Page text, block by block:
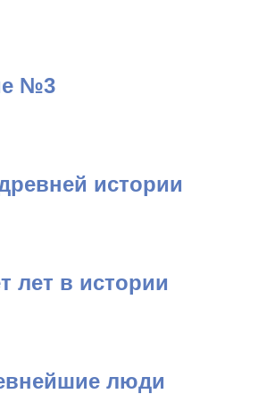
№3
истории
лет в истории
люди